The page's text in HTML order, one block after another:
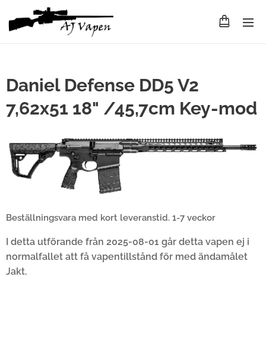
Daniel Defense DD5 V2
7,62x51 18" /45,7cm Key-mod
Beställningsvara med kort leveranstid. 1-7 veckor
I detta utförande från 2025-08-01 går detta vapen ej i
normalfallet att få vapentillstånd för med ändamålet
Jakt.